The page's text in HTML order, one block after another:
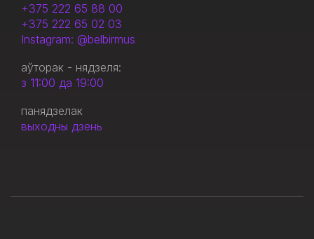
+375 222 65 88 00
+375 222 65 02 03
Instagram: @belbirmus
аўторак - нядзеля:
з 11:00 да 19:00
панядзелак
выходны дзень